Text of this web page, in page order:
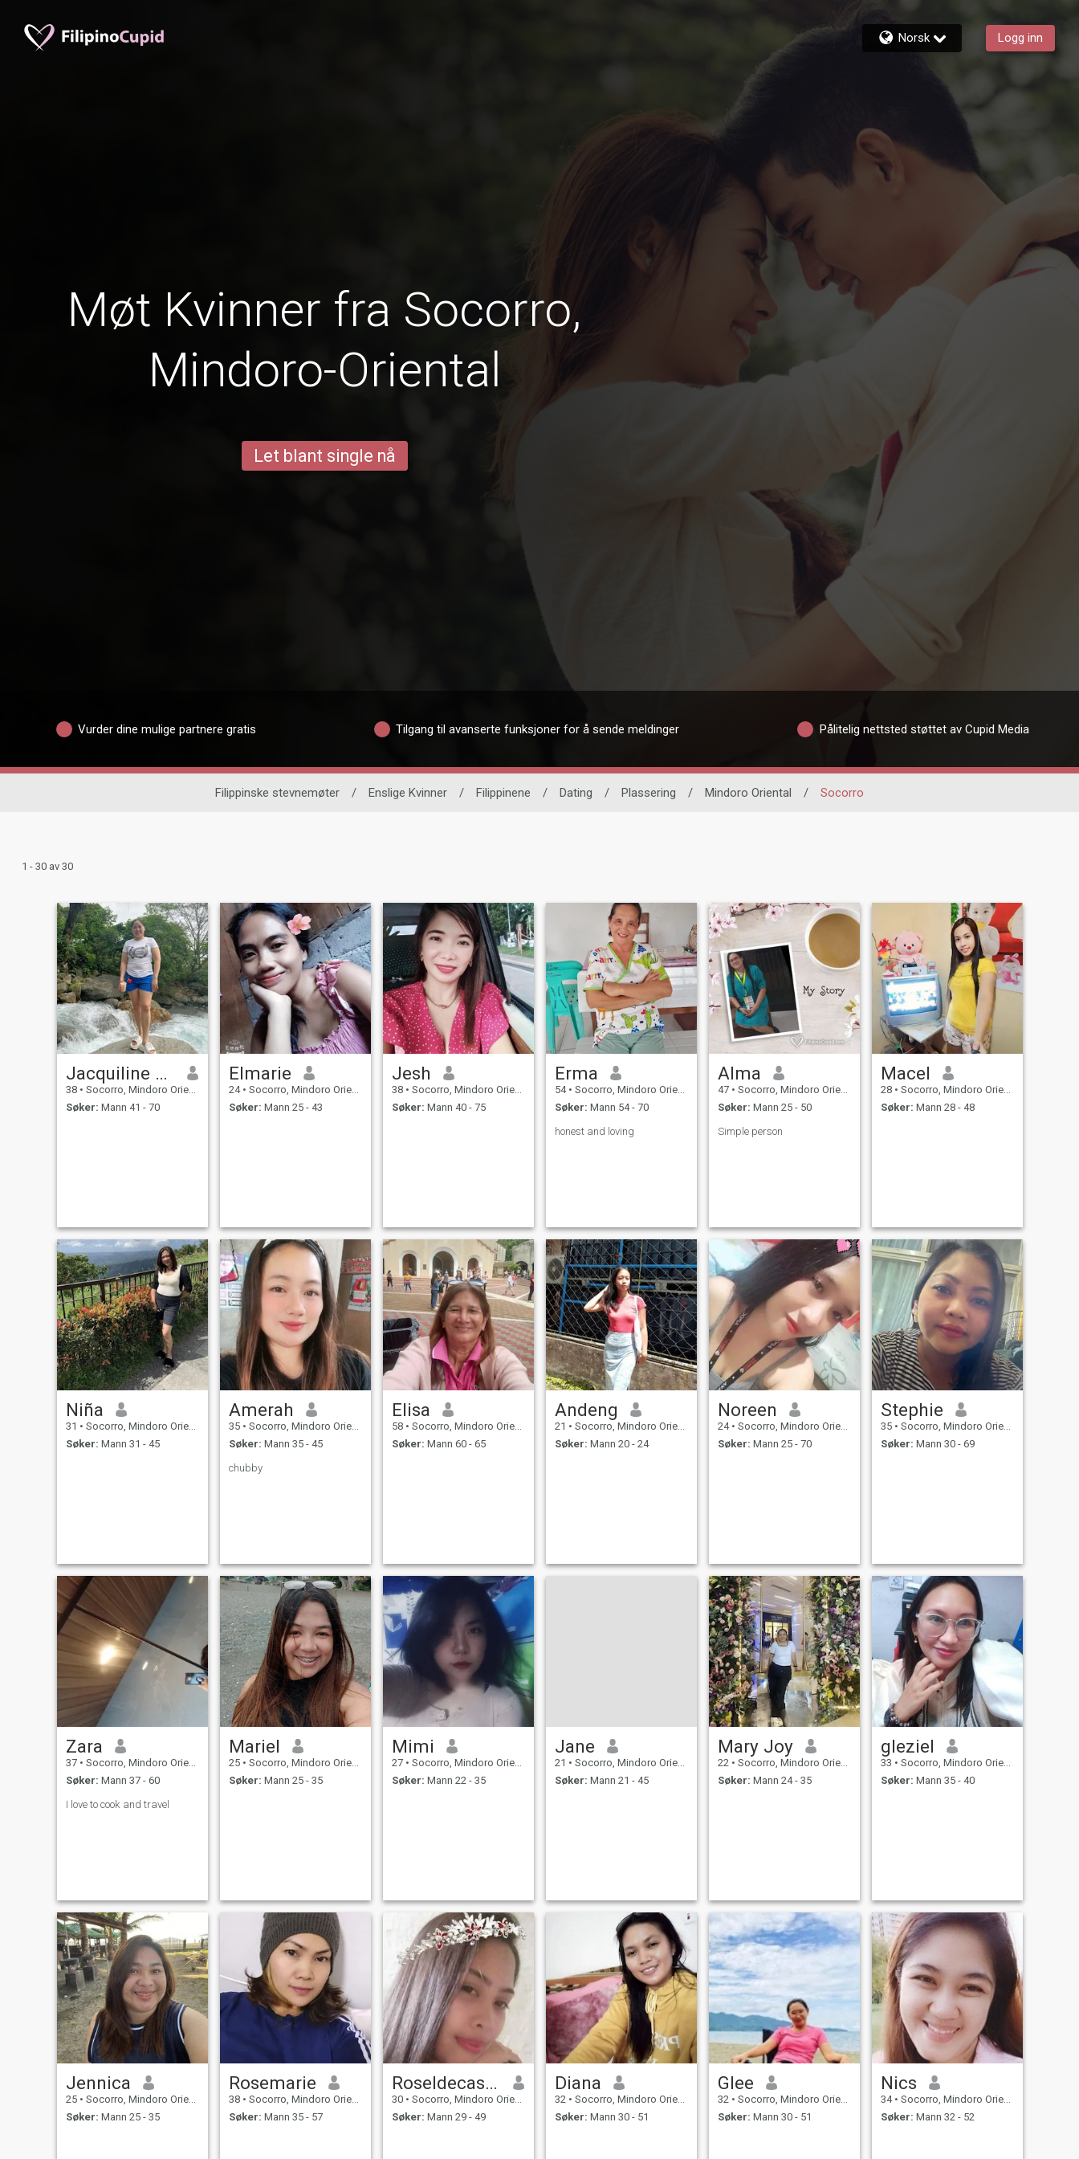
Norsk Logg inn
Møt Kvinner fra Socorro,
Mindoro-Oriental
Let blant single nå
Vurder dine mulige partnere gratis Tilgang til avanserte funksjoner for å sende meldinger Pålitelig nettsted støttet av Cupid Media
Filippinske stevnemøter / Enslige Kvinner / Filippinene / Dating / Plassering / Mindoro Oriental / Socorro
1 - 30 av 30
Jacquiline Rojero Roda
38 • Socorro, Mindoro Oriental, Filippinene
Søker: Mann 41 - 70
Elmarie
24 • Socorro, Mindoro Oriental, Filippinene
Søker: Mann 25 - 43
Jesh
38 • Socorro, Mindoro Oriental, Filippinene
Søker: Mann 40 - 75
Erma
54 • Socorro, Mindoro Oriental, Filippinene
Søker: Mann 54 - 70
honest and loving
Alma
47 • Socorro, Mindoro Oriental, Filippinene
Søker: Mann 25 - 50
Simple person
Macel
28 • Socorro, Mindoro Oriental, Filippinene
Søker: Mann 28 - 48
Niña
31 • Socorro, Mindoro Oriental, Filippinene
Søker: Mann 31 - 45
Amerah
35 • Socorro, Mindoro Oriental, Filippinene
Søker: Mann 35 - 45
chubby
Elisa
58 • Socorro, Mindoro Oriental, Filippinene
Søker: Mann 60 - 65
Andeng
21 • Socorro, Mindoro Oriental, Filippinene
Søker: Mann 20 - 24
Noreen
24 • Socorro, Mindoro Oriental, Filippinene
Søker: Mann 25 - 70
Stephie
35 • Socorro, Mindoro Oriental, Filippinene
Søker: Mann 30 - 69
Zara
37 • Socorro, Mindoro Oriental, Filippinene
Søker: Mann 37 - 60
I love to cook and travel
Mariel
25 • Socorro, Mindoro Oriental, Filippinene
Søker: Mann 25 - 35
Mimi
27 • Socorro, Mindoro Oriental, Filippinene
Søker: Mann 22 - 35
Jane
21 • Socorro, Mindoro Oriental, Filippinene
Søker: Mann 21 - 45
Mary Joy
22 • Socorro, Mindoro Oriental, Filippinene
Søker: Mann 24 - 35
gleziel
33 • Socorro, Mindoro Oriental, Filippinene
Søker: Mann 35 - 40
Jennica
25 • Socorro, Mindoro Oriental, Filippinene
Søker: Mann 25 - 35
Rosemarie
38 • Socorro, Mindoro Oriental, Filippinene
Søker: Mann 35 - 57
Roseldecastro
30 • Socorro, Mindoro Oriental, Filippinene
Søker: Mann 29 - 49
Diana
32 • Socorro, Mindoro Oriental, Filippinene
Søker: Mann 30 - 51
Glee
32 • Socorro, Mindoro Oriental, Filippinene
Søker: Mann 30 - 51
Nics
34 • Socorro, Mindoro Oriental, Filippinene
Søker: Mann 32 - 52